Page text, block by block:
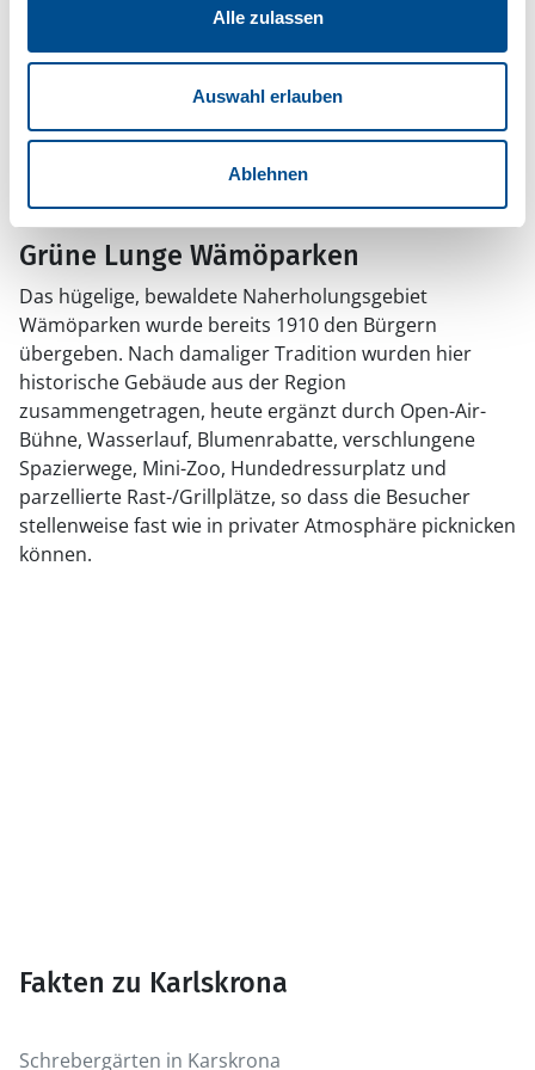
Alle zulassen
Auswahl erlauben
Ablehnen
Blekingetrafiken mit Fähren und Booten im
Schärengartenunterwegs. Linienverkehr über Wasser
besteht ab Fisktorget und Handelshamnen, nahe
ab, die als Teil des Straßennetzes gilt und kostenlos zu
benutzen ist. Südöstlich Karlskronas führen Straßen
auf einige nahe Inseln.
Grüne Lunge Wämöparken
Das hügelige, bewaldete Naherholungsgebiet
Wämöparken wurde bereits 1910 den Bürgern
übergeben. Nach damaliger Tradition wurden hier
historische Gebäude aus der Region
zusammengetragen, heute ergänzt durch Open-Air-
Bühne, Wasserlauf, Blumenrabatte, verschlungene
Spazierwege, Mini-Zoo, Hundedressurplatz und
parzellierte Rast-/Grillplätze, so dass die Besucher
stellenweise fast wie in privater Atmosphäre picknicken
können.
Schrebergärten in Karskrona
Fakten zu Karlskrona